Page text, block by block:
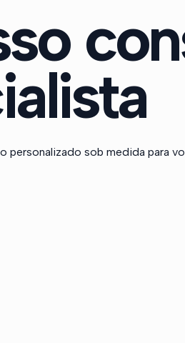
personalizado sob medida para